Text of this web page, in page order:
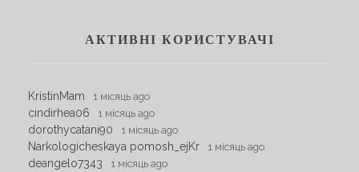
АКТИВНІ КОРИСТУВАЧІ
KristinMam 1 місяць ago
cindirhea06 1 місяць ago
dorothycatani90 1 місяць ago
Narkologicheskaya pomosh_ejKr 1 місяць ago
deangelo7343 1 місяць ago